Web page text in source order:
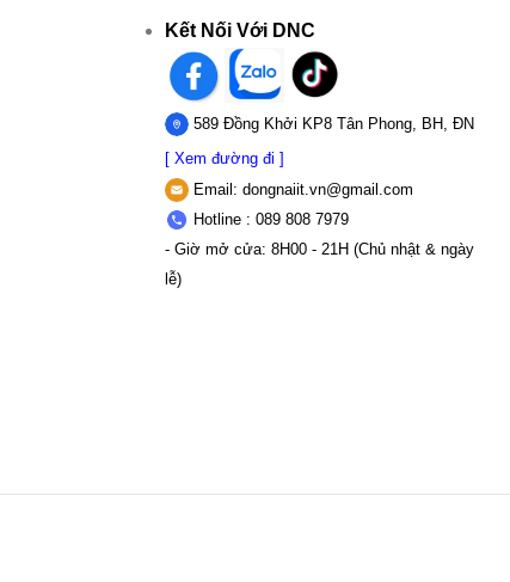
Kết Nối Với DNC
589 Đồng Khởi KP8 Tân Phong, BH, ĐN
[ Xem đường đi ]
Email: dongnaiit.vn@gmail.com
Hotline : 089 808 7979
- Giờ mở cửa: 8H00 - 21H (Chủ nhật & ngày
lễ)